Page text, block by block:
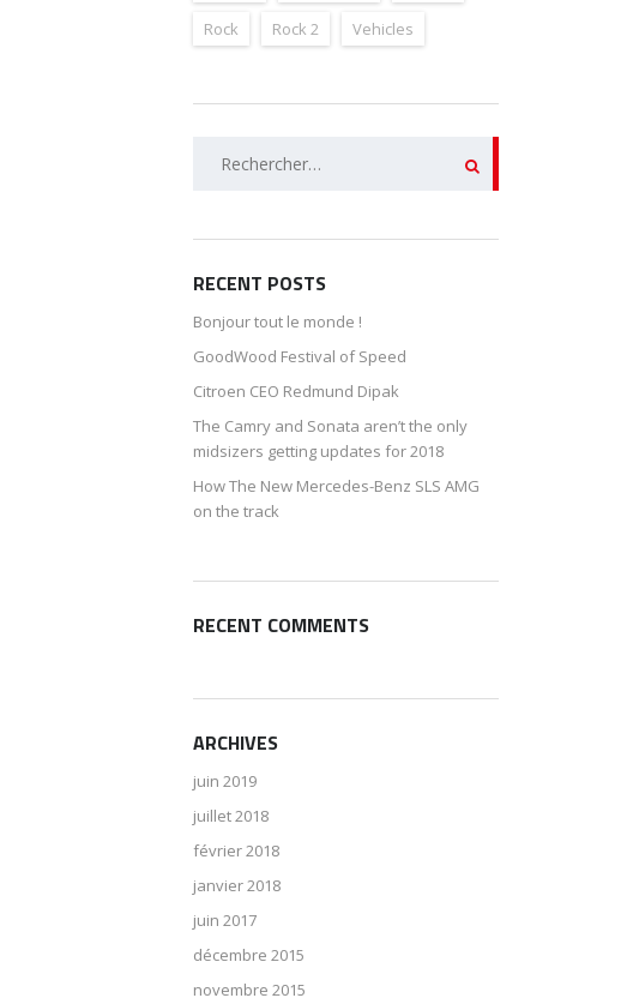
Rock
Rock 2 Vehicles
RECENT POSTS
Bonjour tout le monde !
GoodWood Festival of Speed
Citroen CEO Redmund Dipak
The Camry and Sonata aren’t the only
midsizers getting updates for 2018
How The New Mercedes-Benz SLS AMG
on the track
RECENT COMMENTS
ARCHIVES
juin 2019
juillet 2018
février 2018
janvier 2018
juin 2017
décembre 2015
novembre 2015